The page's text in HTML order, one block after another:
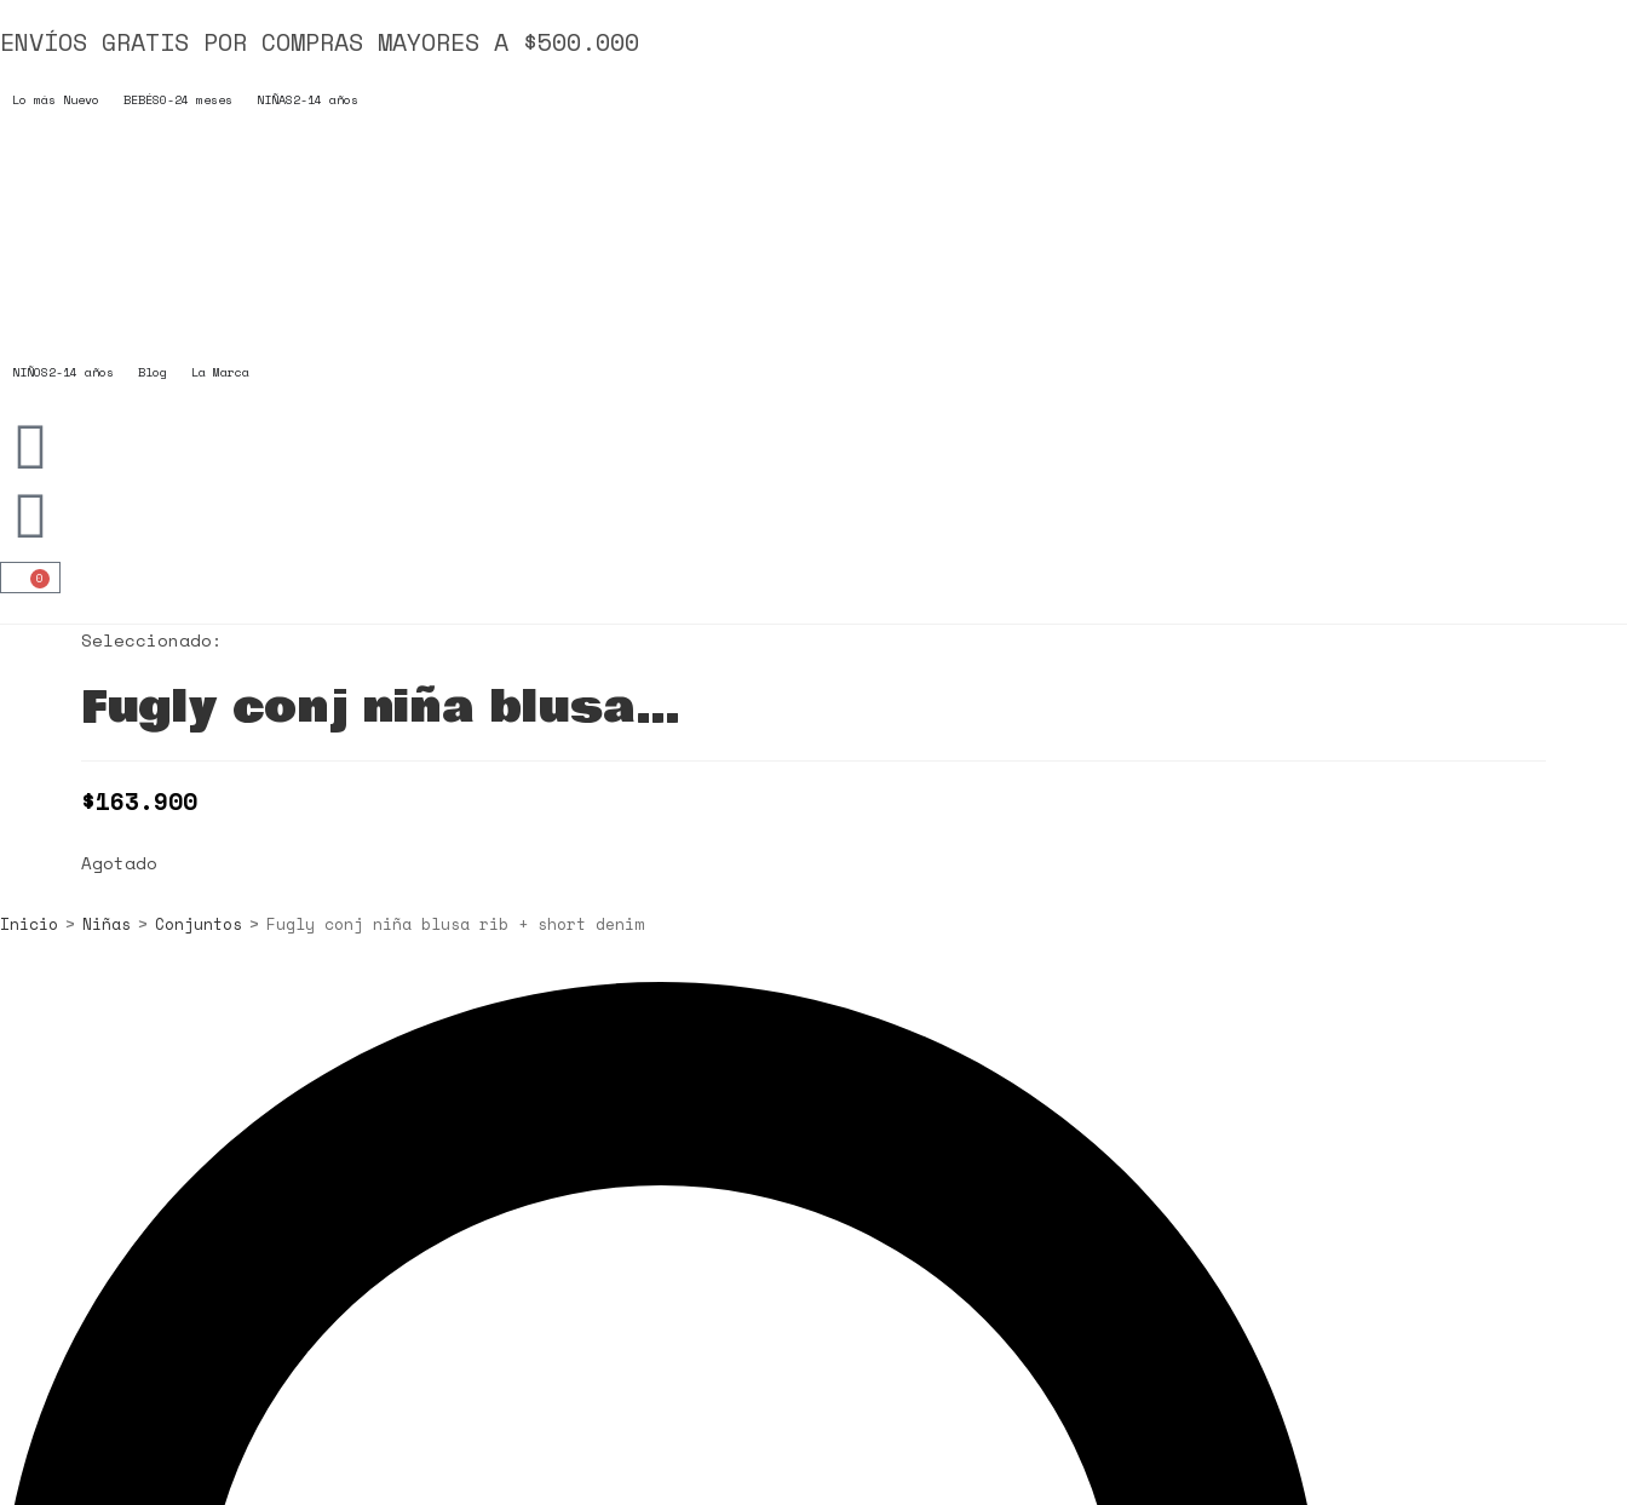
ENVÍOS GRATIS POR COMPRAS MAYORES A $500.000
Lo más Nuevo BEBÉS0-24 meses NIÑAS2-14 años
NIÑOS2-14 años Blog La Marca
0
Seleccionado:
Fugly conj niña blusa…
$163.900
Agotado
Inicio > Niñas > Conjuntos > Fugly conj niña blusa rib + short denim